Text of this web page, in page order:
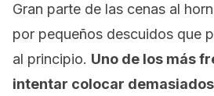
Gran parte de las cenas al
por pequeños descuidos que
al principio. Uno de los más
intentar colocar